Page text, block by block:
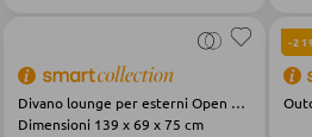
MOBILI BAR
Divano lounge per esterni Open verde nero tessuto acciaio
Dimensioni 139 x 69 x 75 cm
-